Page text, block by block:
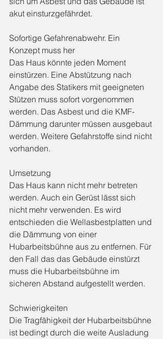
akut einsturzgefährdet.
Sofortige Gefahrenabwehr. Ein
Konzept muss her
Das Haus könnte jeden Moment
einstürzen. Eine Abstützung nach
Angabe des Statikers mit geeigneten
Stützen muss sofort vorgenommen
werden. Das Asbest und die KMF-
Dämmung darunter müssen ausgebaut
werden. Weitere Gefahrstoffe sind nicht
vorhanden.
Umsetzung
Das Haus kann nicht mehr betreten
werden. Auch ein Gerüst lässt sich
nicht mehr verwenden. Es wird
entschieden die Wellasbestplatten und
die Dämmung von einer
Hubarbeitsbühne aus zu entfernen. Für
den Fall das das Gebäude einstürzt
muss die Hubarbeitsbühne im
sicheren Abstand aufgestellt werden.
Schwierigkeiten
Die Tragfähigkeit der Hubarbeitsbühne
ist bedingt durch die weite Ausladung